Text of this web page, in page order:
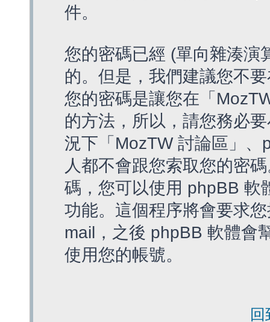
件。
您的密碼已經 (單向雜湊演
的。但是，我們建議您不
您的密碼是讓您在「
的方法，所以，請您務必
況下「MozTW 討論區」
人都不會跟您索取您的密
碼，您可以使用 phpBB 軟
功能。這個程序將會要求
mail，之後 phpBB 軟體會
使用您的帳號。